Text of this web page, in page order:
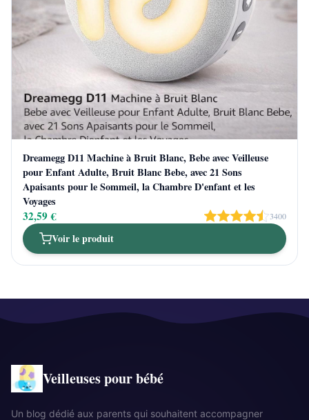
Dreamegg D11 Machine à Bruit Blanc, Bebe avec Veilleuse
pour Enfant Adulte, Bruit Blanc Bebe, avec 21 Sons
Apaisants pour le Sommeil, la Chambre D'enfant et les
Voyages
32,59 € 3400
Voir le produit
Veilleuses pour bébé
Un blog dédié aux parents qui souhaitent accompagner